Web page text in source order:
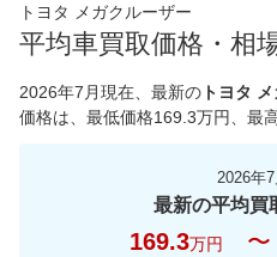
- 円トヨタ メガクルーザー
平均車買取価格・相
2026年7月現在 、最新の トヨタ
価格は、最低価格169.3万円、最
2026年
最新の平均買
169.3万円